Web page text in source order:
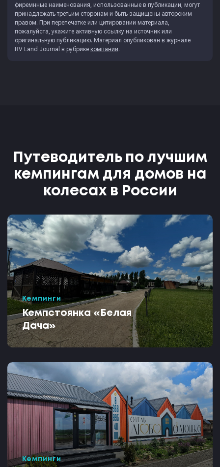
фиремнные наименования, использованные в публикации, могут
принадлежать третьим сторонам и быть защищены авторским
правом. При перепечатке или цитировании материала,
пожалуйста, укажите активную ссылку на источник или
оригинальную публикацию. Материал опубликован в журнале
RV Land Journal в рубрике компании.
Путеводитель по лучшим
кемпингам для домов на
колесах в России
Кемпинги
Кемпстоянка «Белая
Дача»
Кемпинги